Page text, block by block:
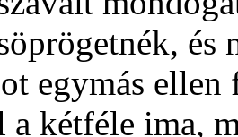
egymás
a kétféle ima,